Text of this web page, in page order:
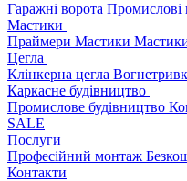
Гаражні ворота Промислові
Мастики
Праймери Мастики
Цегла
Клінкерна цегла
Каркасне будівництво
Промислове будівництво
SALE
Послуги
Професійний монтаж
Контакти